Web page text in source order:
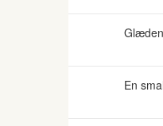
En